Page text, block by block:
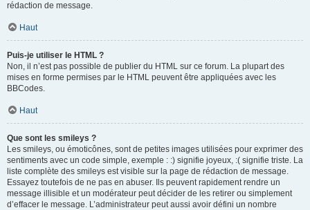
rédaction de message.
Haut
Puis-je utiliser le HTML ?
Non, il n’est pas possible de publier du HTML sur ce forum. La plupart des
mises en forme permises par le HTML peuvent être appliquées avec les
BBCodes.
Haut
Que sont les smileys ?
Les smileys, ou émoticônes, sont de petites images utilisées pour exprimer des
sentiments avec un code simple, exemple : :) signifie joyeux, :( signifie triste. La
liste complète des smileys est visible sur la page de rédaction de message.
Essayez toutefois de ne pas en abuser. Ils peuvent rapidement rendre un
message illisible et un modérateur peut décider de les retirer ou simplement
d’effacer le message. L’administrateur peut aussi avoir défini un nombre